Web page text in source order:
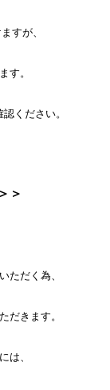
すが、
す。
ください。
＞
ただく為、
だきます。
は、